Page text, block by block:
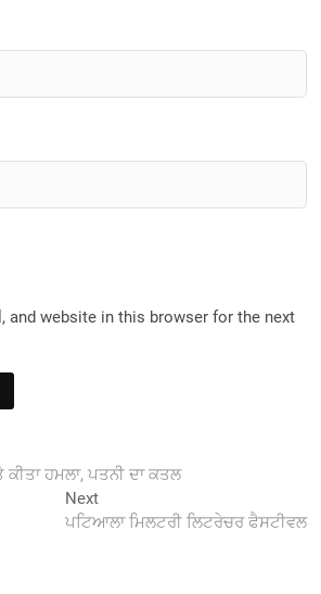
and website in this browser for the next
ਹਮਲਾ, ਪਤਨੀ ਦਾ ਕਤਲ
NextNext
post:
ਪਟਿਆਲਾ ਮਿਲਟਰੀ ਲਿਟਰੇਚਰ ਫੈਸਟੀਵਲ